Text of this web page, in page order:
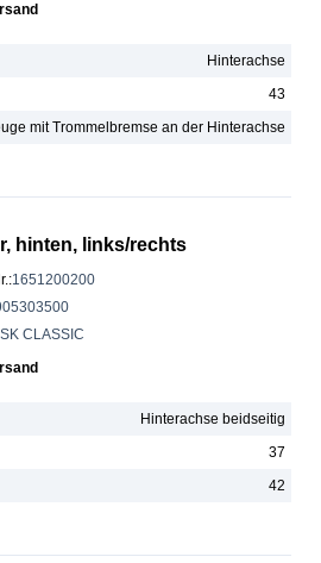
Hinterachse
43
mit Trommelbremse an der Hinterachse
hinten, links/rechts
:1651200200
CLASSIC
Hinterachse beidseitig
37
42